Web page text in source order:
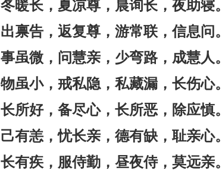
冬暖长，夏凉尊，晨询长，夜助寝。
出禀告，返复尊，游常联，信息问。
事虽微，问慧亲，少弯路，成慧人。
物虽小，戒私隐，私藏漏，长伤心。
长所好，备尽心，长所恶，除应慎。
己有恙，忧长亲，德有缺，耻亲心。
长有疾，服侍勤，昼夜侍，莫远亲。